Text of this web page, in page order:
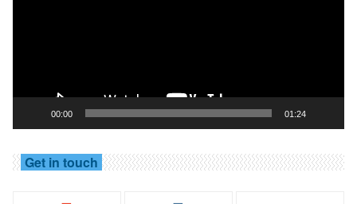
00:00 01:24
Get in touch